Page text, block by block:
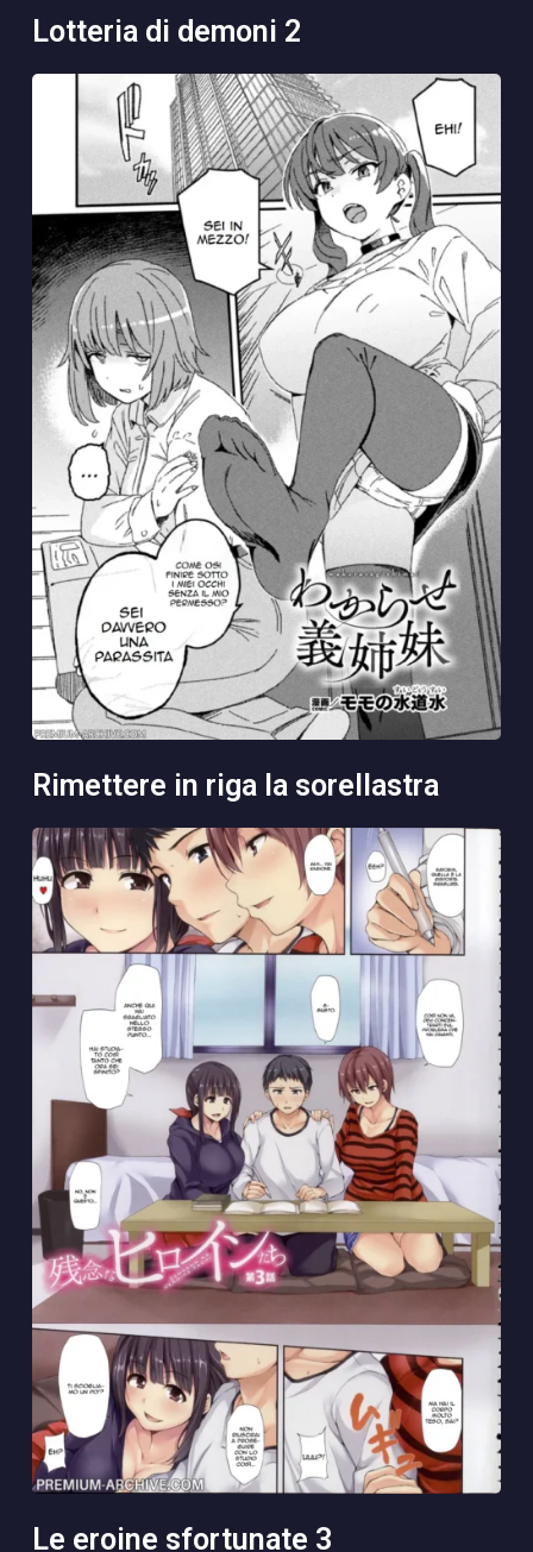
lotteria di demoni 2
rimettere in riga la sorellastra
le eroine sfortunate 3